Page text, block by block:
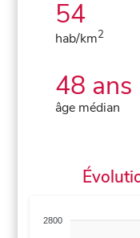
54
hab/km2
48 ans
âge médian
2800